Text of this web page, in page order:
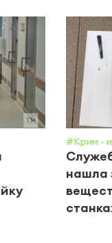
#Крим -
нашла